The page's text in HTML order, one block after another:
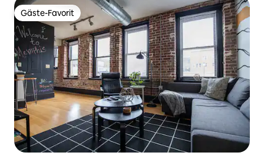
Gäste-Favorit
Gäste-Favorit